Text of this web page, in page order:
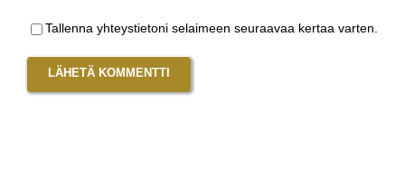
Tallenna yhteystietoni selaimeen seuraavaa kertaa varten.